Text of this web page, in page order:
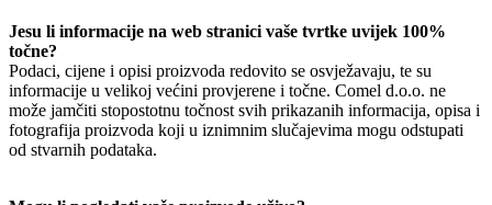
Jesu li informacije na web stranici vaše tvrtke uvijek 100%
točne?
Podaci, cijene i opisi proizvoda redovito se osvježavaju, te su
informacije u velikoj većini provjerene i točne. Comel d.o.o. ne
može jamčiti stopostotnu točnost svih prikazanih informacija, opisa i
fotografija proizvoda koji u iznimnim slučajevima mogu odstupati
od stvarnih podataka.